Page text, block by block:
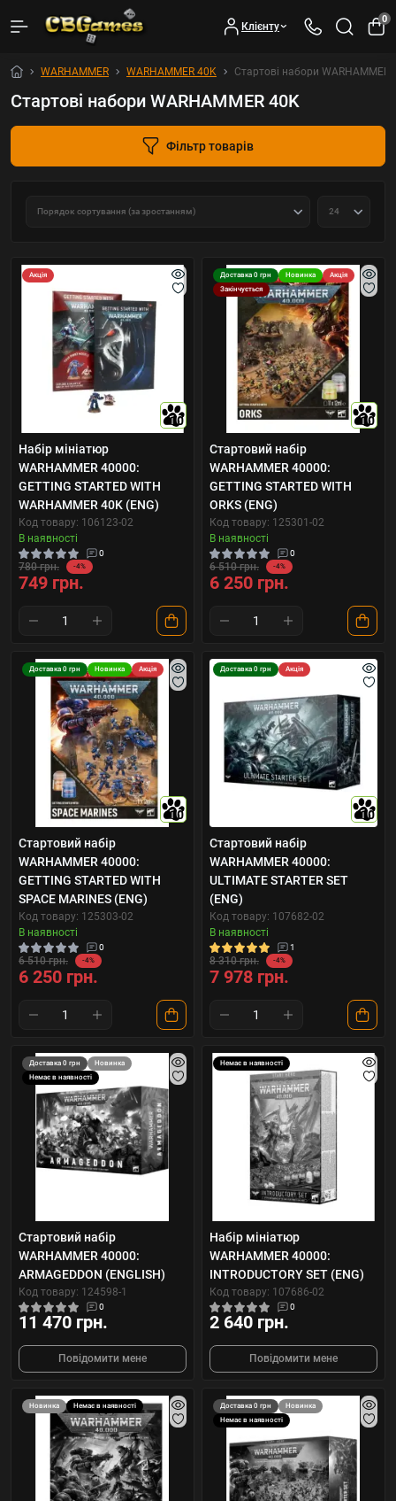
Клієнту
0
WARHAMMER WARHAMMER 40K Стартові набори WARHAMMER
Стартові набори WARHAMMER 40K
Фільтр товарів
Акція
10
Набір мініатюр
WARHAMMER 40000:
GETTING STARTED WITH
WARHAMMER 40K (ENG)
Код товару: 106123-02
В наявності
0
780 грн. -4%
749 грн.
Доставка 0 грн Новинка
Акція
Закінчується
10
Стартовий набір
WARHAMMER 40000:
GETTING STARTED WITH
ORKS (ENG)
Код товару: 125301-02
В наявності
0
6 510 грн. -4%
6 250 грн.
Доставка 0 грн Новинка Акція
10
Стартовий набір
WARHAMMER 40000:
GETTING STARTED WITH
SPACE MARINES (ENG)
Код товару: 125303-02
В наявності
0
6 510 грн. -4%
6 250 грн.
Доставка 0 грн Акція
10
Стартовий набір
WARHAMMER 40000:
ULTIMATE STARTER SET
(ENG)
Код товару: 107682-02
В наявності
1
8 310 грн. -4%
7 978 грн.
Доставка 0 грн
Новинка
Немає в наявності
Стартовий набір
WARHAMMER 40000:
ARMAGEDDON (ENGLISH)
Код товару: 124598-1
0
11 470 грн.
Повідомити мене
Немає в наявності
Набір мініатюр
WARHAMMER 40000:
INTRODUCTORY SET (ENG)
Код товару: 107686-02
0
2 640 грн.
Повідомити мене
Новинка Немає в наявності Доставка 0 грн
Новинка
Немає в наявності